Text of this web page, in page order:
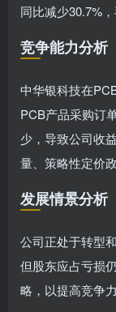
同比减少30.7%，
竞争能力分析
中华银科技在
PCB产品采购订
少，导致公司收
量、策略性定价
发展情景分析
公司正处于转型
但股东应占亏损
略，以提高竞争